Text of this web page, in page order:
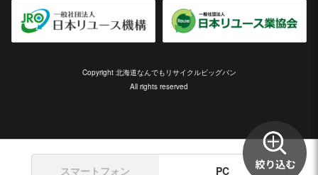
Copyright 北海道なんでもリサイクルビッグバン
All rights reserved
スマートフォン PC